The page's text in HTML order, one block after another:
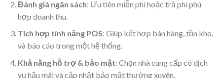
Đánh giá ngân sách: Ưu tiên miễn phí hoặc trả phí phù
hợp doanh thu.
Tích hợp tính năng POS: Giúp kết hợp bán hàng, tồn kho,
và báo cáo trong một hệ thống.
Khả năng hỗ trợ & bảo mật: Chọn nhà cung cấp có dịch
vụ hậu mãi và cập nhật bảo mật thường xuyên.